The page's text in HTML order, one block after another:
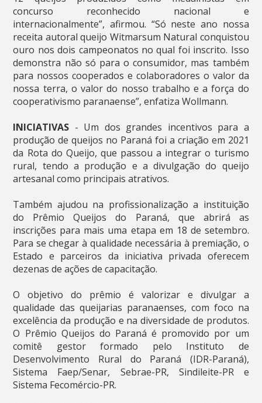
concurso reconhecido nacional e
internacionalmente”, afirmou. “Só neste ano nossa
receita autoral queijo Witmarsum Natural conquistou
ouro nos dois campeonatos no qual foi inscrito. Isso
demonstra não só para o consumidor, mas também
para nossos cooperados e colaboradores o valor da
nossa terra, o valor do nosso trabalho e a força do
cooperativismo paranaense”, enfatiza Wollmann.
INICIATIVAS - Um dos grandes incentivos para a
produção de queijos no Paraná foi a criação em 2021
da Rota do Queijo, que passou a integrar o turismo
rural, tendo a produção e a divulgação do queijo
artesanal como principais atrativos.
Também ajudou na profissionalização a instituição
do Prêmio Queijos do Paraná, que abrirá as
inscrições para mais uma etapa em 18 de setembro.
Para se chegar à qualidade necessária à premiação, o
Estado e parceiros da iniciativa privada oferecem
dezenas de ações de capacitação.
O objetivo do prêmio é valorizar e divulgar a
qualidade das queijarias paranaenses, com foco na
excelência da produção e na diversidade de produtos.
O Prêmio Queijos do Paraná é promovido por um
comitê gestor formado pelo Instituto de
Desenvolvimento Rural do Paraná (IDR-Paraná),
Sistema Faep/Senar, Sebrae-PR, Sindileite-PR e
Sistema Fecomércio-PR.